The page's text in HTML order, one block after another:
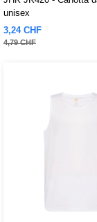
unisex
3,24 CHF
4,79 CHF